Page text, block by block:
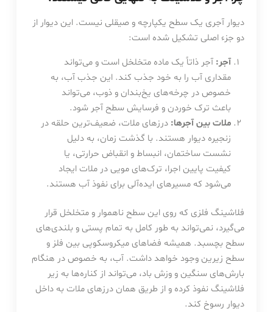
دیوار آجری یک سطح یکپارچه و صیقلی نیست. این دیوار از
دو جزء اصلی تشکیل شده است:
آجر: آجر ذاتاً یک ماده متخلخل است و می‌تواند
مقداری آب را به خود جذب کند. این جذب آب، به
خصوص در چرخه‌های یخ‌بندان و ذوب، می‌تواند
باعث ترک خوردن و فرسایش سطح آجر شود.
ملات بین آجرها: درزهای ملات، ضعیف‌ترین حلقه در
زنجیره دیوار هستند. با گذشت زمان، به دلیل
نشست ساختمان، انبساط و انقباض حرارتی، یا
کیفیت پایین اجرا، ترک‌های مویی در ملات ایجاد
می‌شود که مسیرهای ایده‌آلی برای نفوذ آب هستند.
فلاشینگ فلزی که روی این سطح ناهموار و متخلخل قرار
می‌گیرد، نمی‌تواند به طور کامل به تمام پستی و بلندی‌های
سطح بچسبد. همیشه فضاهای میکروسکوپی بین فلز و
سطح زیرین وجود خواهد داشت. آب، به خصوص در هنگام
بارش‌های سنگین و وزش باد، می‌تواند از کناره‌ها به زیر
فلاشینگ نفوذ کرده و از طریق همان درزهای ملات به داخل
دیوار رسوخ کند.